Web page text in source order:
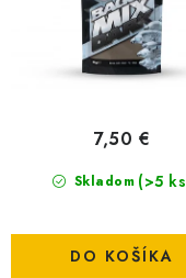
Skladom (>5
7,50 €
DO KOŠÍKA